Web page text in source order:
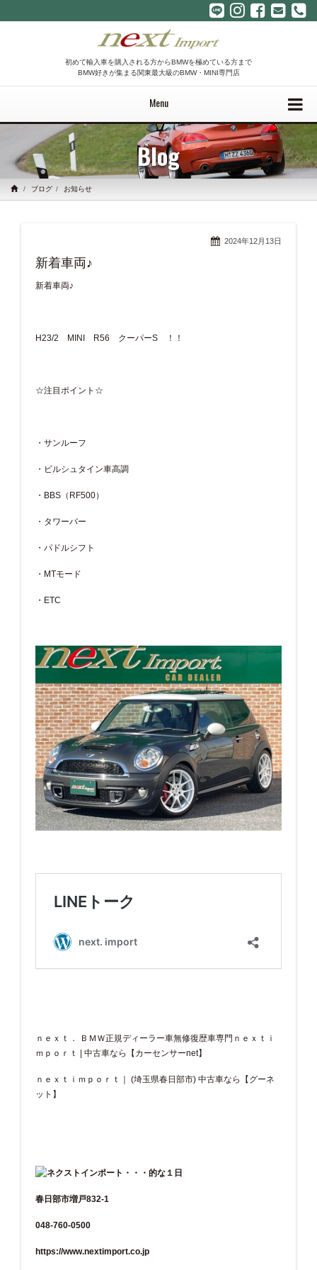
初めて輸入車を購入される方からBMWを極めている方まで
BMW好きが集まる関東最大級のBMW・MINI専門店
Menu
Blog
ブログ お知らせ
2024年12月13日
新着車両♪
新着車両♪
H23/2 MINI R56 クーパーS ！！
☆注目ポイント☆
・サンルーフ
・ビルシュタイン車高調
・BBS（RF500）
・タワーバー
・パドルシフト
・MTモード
・ETC
ｎｅｘｔ． ＢＭＷ正規ディーラー車無修復歴車専門ｎｅｘｔｉ
ｍｐｏｒｔ | 中古車なら【カーセンサーnet】
ｎｅｘｔｉｍｐｏｒｔ｜ (埼玉県春日部市) 中古車なら【グーネ
ット】
春日部市増戸832-1
048-760-0500
https://www.nextimport.co.jp